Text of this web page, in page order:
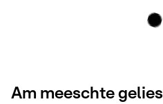
Am meeschte gelies